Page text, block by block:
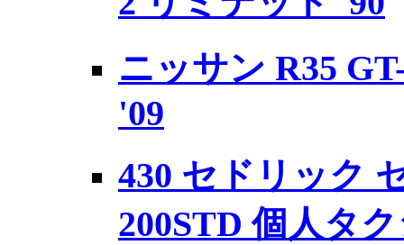
ニッサン R35
'09
430 セドリック
200STD 個人タ